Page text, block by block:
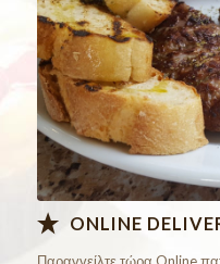
ONLINE
Παραγγείλτε τώρα Online